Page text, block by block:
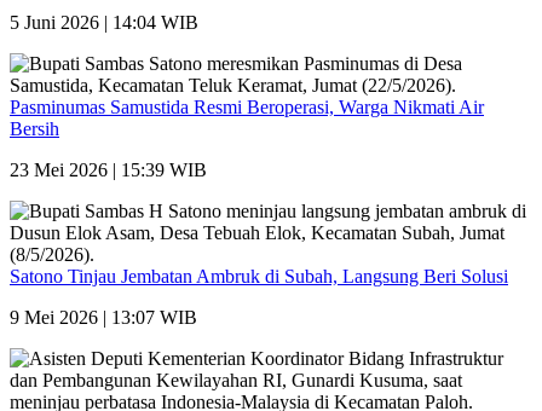
5 Juni 2026 | 14:04 WIB
Pasminumas Samustida Resmi Beroperasi, Warga Nikmati Air
Bersih
23 Mei 2026 | 15:39 WIB
Satono Tinjau Jembatan Ambruk di Subah, Langsung Beri Solusi
9 Mei 2026 | 13:07 WIB